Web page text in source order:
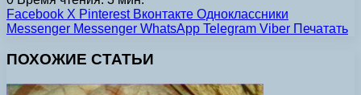
Facebook X Pinterest Вконтакте Одноклассники
Messenger Messenger WhatsApp Telegram Viber Печатать
ПОХОЖИЕ СТАТЬИ